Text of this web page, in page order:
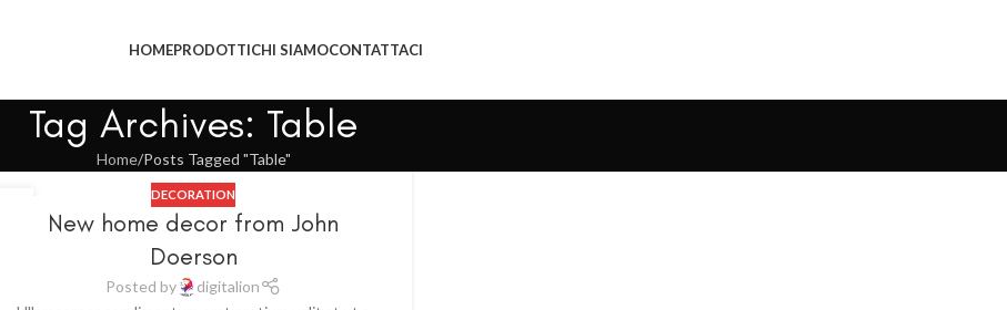
HOMEPRODOTTICHI SIAMOCONTATTACI
Tag Archives: Table
Home Posts Tagged "Table"
DECORATION
New home decor from John
Doerson
Posted by
digitalion